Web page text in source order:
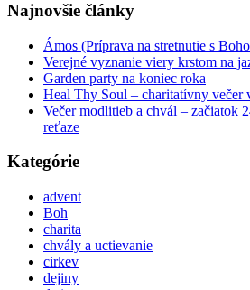
Najnovšie články
Ámos (Príprava na stretnutie s
Verejné vyznanie viery krstom na
Garden party na koniec roka
Heal Thy Soul – charitatívny večer
Večer modlitieb a chvál – začiatok
reťaze
Kategórie
advent
Boh
charita
chvály a uctievanie
cirkev
dejiny